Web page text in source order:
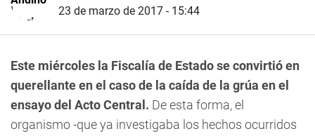
23 de marzo de 2017 - 15:44
Este miércoles la Fiscalía de Estado se convirtió en
querellante en el caso de la caída de la grúa en el
ensayo del Acto Central. De esta forma, el
organismo -que ya investigaba los hechos ocurridos